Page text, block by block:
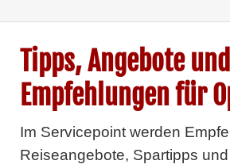
Tipps, Angebote und
Empfehlungen für
Im Servicepoint werden
Reiseangebote, Spartipps